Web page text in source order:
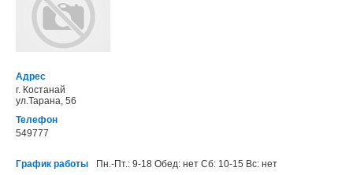
Адрес
г. Костанай
ул.Тарана, 56
Телефон
549777
График работы Пн.-Пт.: 9-18 Обед: нет Сб: 10-15 Вс: нет